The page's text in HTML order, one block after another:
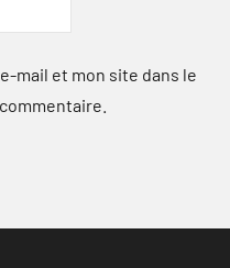
mail et mon site dans le